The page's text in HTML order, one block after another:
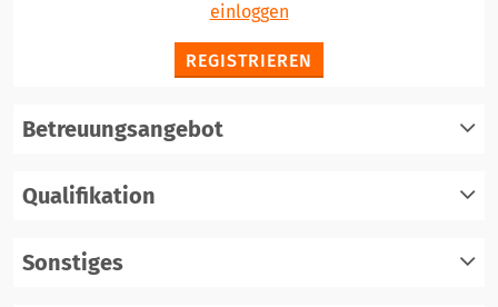
einloggen
REGISTRIEREN
Betreuungsangebot
Qualifikation
Sonstiges